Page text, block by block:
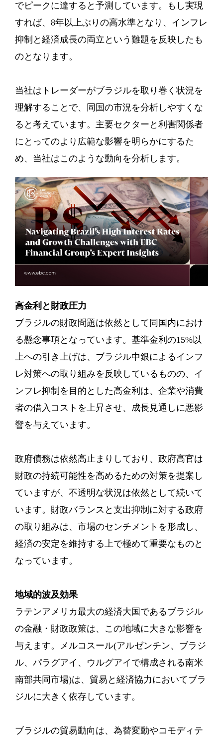
でピークに達すると予測しています。もし実現
すれば、8年以上ぶりの高水準となり、インフレ
抑制と経済成長の両立という難題を反映したも
のとなります。
当社はトレーダーがブラジルを取り巻く状況を
理解することで、同国の市況を分析しやすくな
ると考えています。主要セクターと利害関係者
にとってのより広範な影響を明らかにするた
め、当社はこのような動向を分析します。
高金利と財政圧力
ブラジルの財政問題は依然として同国内におけ
る懸念事項となっています。基準金利の15%以
上への引き上げは、ブラジル中銀によるインフ
レ対策への取り組みを反映しているものの、イ
ンフレ抑制を目的とした高金利は、企業や消費
者の借入コストを上昇させ、成長見通しに悪影
響を与えています。
政府債務は依然高止まりしており、政府高官は
財政の持続可能性を高めるための対策を提案し
ていますが、不透明な状況は依然として続いて
います。財政バランスと支出抑制に対する政府
の取り組みは、市場のセンチメントを形成し、
経済の安定を維持する上で極めて重要なものと
なっています。
地域的波及効果
ラテンアメリカ最大の経済大国であるブラジル
の金融・財政政策は、この地域に大きな影響を
与えます。メルコスール(アルゼンチン、ブラジ
ル、パラグアイ、ウルグアイで構成される南米
南部共同市場)は、貿易と経済協力においてブラ
ジルに大きく依存しています。
ブラジルの貿易動向は、為替変動やコモディテ